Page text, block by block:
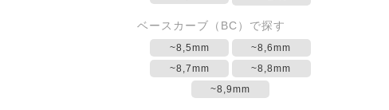
ベースカーブ（BC）で探す
~8,5mm
~8,6mm
~8,7mm
~8,8mm
~8,9mm